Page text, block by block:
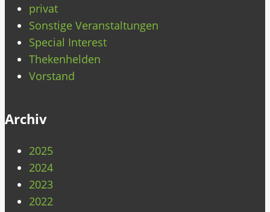
privat
Sonstige Veranstaltungen
Special Interest
Thekenhelden
Vorstand
Archiv
2025
2024
2023
2022